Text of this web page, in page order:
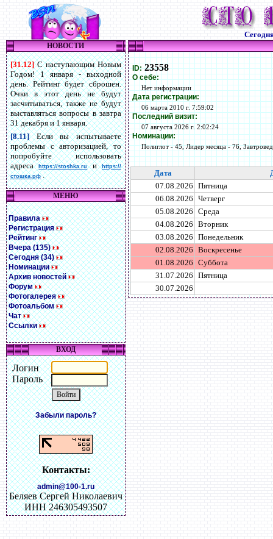
НОВОСТИ
[31.12]С наступающим Новым
Годом! 1 января - выходной
день. Рейтинг будет сброшен.
Очки в этот день не будут
засчитываться, также не будут
выставляться вопросы в завтра
31 декабря и 1 января.
[8.11]Если вы испытываете
проблемы с авторизацией, то
попробуйте использовать
адресаhttps://stoshka.ruиhttps://
стошка.рф.
МЕНЮ
Правила
Регистрация
Рейтинг
Вчера (135)
Сегодня (34)
Номинации
Архив новостей
Форум
Фотогалерея
Фотоальбом
Чат
Ссылки
ВХОД
Логин
Пароль
Забыли пароль?
Контакты:
admin@100-1.ru
Беляев Сергей Николаевич
ИНН 246305493507
ID: 23558
О себе:
Нет информации
Дата регистрации:
06 марта 2010 г. 7:59:02
Последний визит:
07 августа 2026 г. 2:02:24
Номинации:
Полиглот - 45, Лидер месяца - 76,
Дата
07.08.2026 Пятница
06.08.2026 Четверг
05.08.2026 Среда
04.08.2026 Вторник
03.08.2026 Понедельник
02.08.2026 Воскресенье
01.08.2026 Суббота
31.07.2026 Пятница
30.07.2026